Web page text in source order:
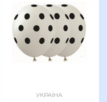
УКРАЇНА